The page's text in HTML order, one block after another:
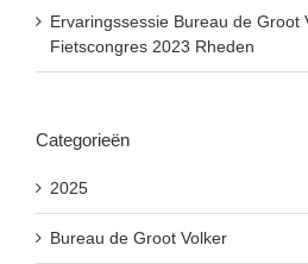
Ervaringssessie Bureau de Groot
Fietscongres 2023 Rheden
Categorieën
2025
Bureau de Groot Volker